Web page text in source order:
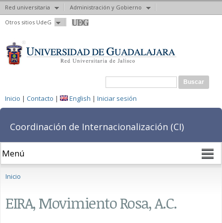
Red universitaria
Administración y Gobierno
Otros sitios UdeG
Pasar al
contenido
Formulario de búsqueda
Buscar
Inicio | Contacto | English | Iniciar sesión
Coordinación de Internacionalización (CI)
Se encuentra usted aquí
Inicio
EIRA, Movimiento Rosa, A.C.